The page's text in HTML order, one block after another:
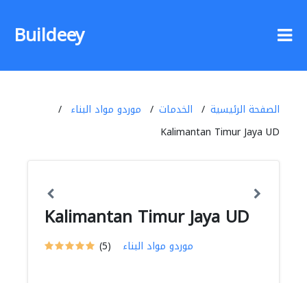
Buildeey
الصفحة الرئيسية الخدمات
موردو مواد البناء
Kalimantan Timur Jaya UD
Kalimantan Timur Jaya UD
(5) موردو مواد البناء